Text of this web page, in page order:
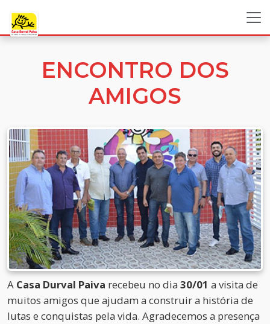
ENCONTRO DOS
AMIGOS
A Casa Durval Paiva recebeu no dia 30/01 a visita de
muitos amigos que ajudam a construir a história de
lutas e conquistas pela vida. Agradecemos a presença